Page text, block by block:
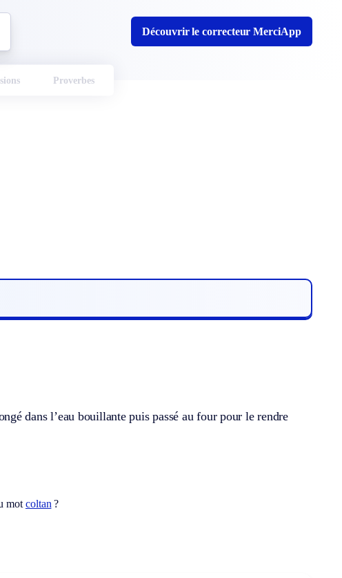
Découvrir le correcteur MerciApp
Proverbes
dans l’eau bouillante puis passé au four pour le rendre
mot coltan ?